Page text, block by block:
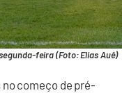
feira (Foto: Elias Auê)
começo de pré-